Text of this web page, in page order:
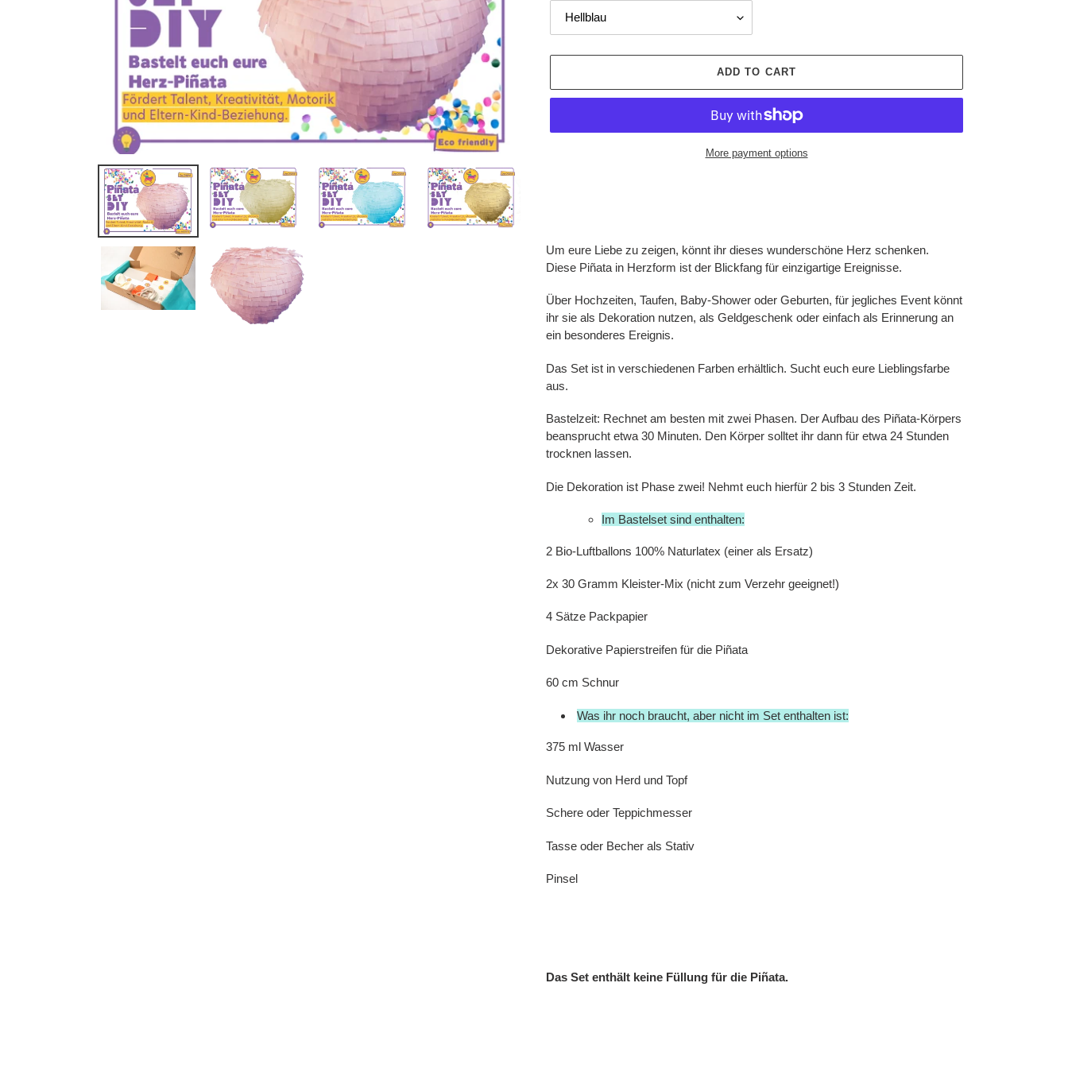
ADD TO CART
More payment options
cart
Um eure Liebe zu zeigen, könnt ihr dieses wunderschöne Herz schenken.
Diese Piñata in Herzform ist der Blickfang für einzigartige Ereignisse.
Über Hochzeiten, Taufen, Baby-Shower oder Geburten, für jegliches Event könnt
ihr sie als Dekoration nutzen, als Geldgeschenk oder einfach als Erinnerung an
ein besonderes Ereignis.
Das Set ist in verschiedenen Farben erhältlich. Sucht euch eure Lieblingsfarbe
aus.
Bastelzeit: Rechnet am besten mit zwei Phasen. Der Aufbau des Piñata-Körpers
beansprucht etwa 30 Minuten. Den Körper solltet ihr dann für etwa 24 Stunden
trocknen lassen.
Die Dekoration ist Phase zwei! Nehmt euch hierfür 2 bis 3 Stunden Zeit.
Im Bastelset sind enthalten:
2 Bio-Luftballons 100% Naturlatex (einer als Ersatz)
2x 30 Gramm Kleister-Mix (nicht zum Verzehr geeignet!)
4 Sätze Packpapier
Dekorative Papierstreifen für die Piñata
60 cm Schnur
Was ihr noch braucht, aber nicht im Set enthalten ist:
375 ml Wasser
Nutzung von Herd und Topf
Schere oder Teppichmesser
Tasse oder Becher als Stativ
Pinsel
Das Set enthält keine Füllung für die Piñata.